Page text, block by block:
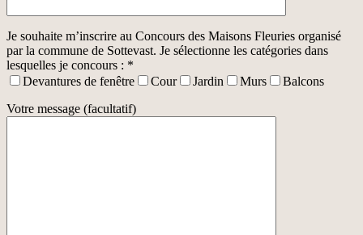
Je souhaite m’inscrire au Concours des Maisons Fleuries organisé
par la commune de Sottevast. Je sélectionne les catégories dans
lesquelles je concours : *
Devantures de fenêtre
Cour Jardin Murs
Balcons
Votre message (facultatif)